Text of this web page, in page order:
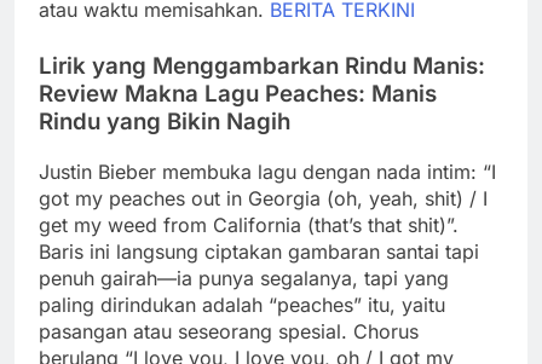
atau waktu memisahkan. BERITA TERKINI
Lirik yang Menggambarkan Rindu Manis:
Review Makna Lagu Peaches: Manis
Rindu yang Bikin Nagih
Justin Bieber membuka lagu dengan nada intim: “I
got my peaches out in Georgia (oh, yeah, shit) / I
get my weed from California (that’s that shit)”.
Baris ini langsung ciptakan gambaran santai tapi
penuh gairah—ia punya segalanya, tapi yang
paling dirindukan adalah “peaches” itu, yaitu
pasangan atau seseorang spesial. Chorus
berulang “I love you, I love you, oh / I got my